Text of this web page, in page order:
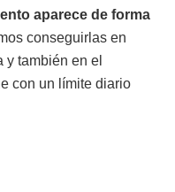
aparece de forma
conseguirlas en
y también en el
con un límite diario